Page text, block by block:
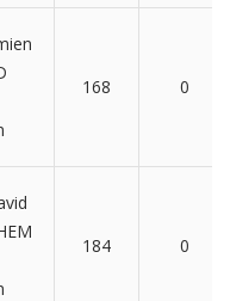
168 0
184 0